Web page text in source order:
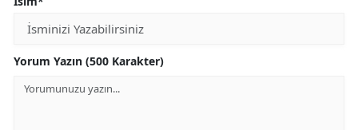
Yorum Yazın (500 Karakter)